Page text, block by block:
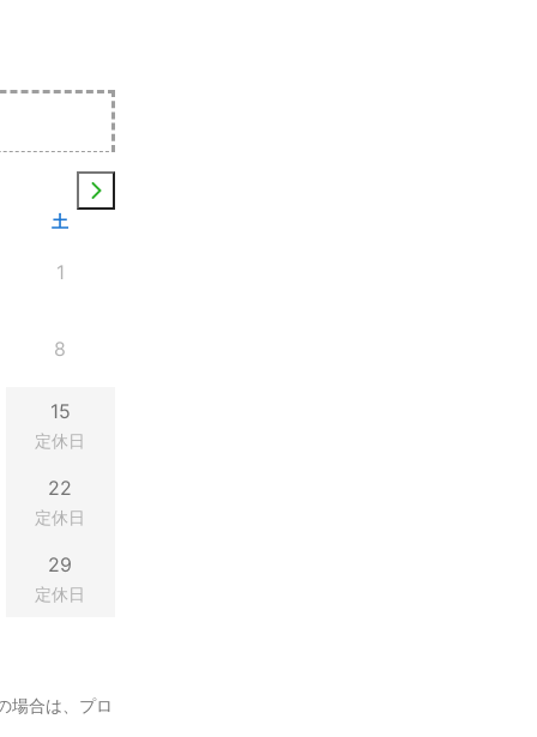
土
1
8
15
定休日
22
定休日
29
定休日
場合は、プロ